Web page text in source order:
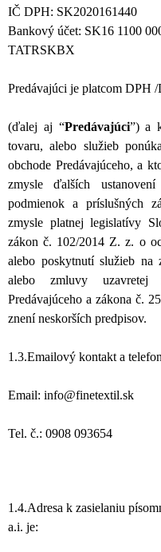
IČ DPH: SK2020161440
Bankový účet: SK16 1100
TATRSKBX
Predávajúci je platcom DPH
(ďalej aj “Predávajúci”) a
tovaru, alebo služieb
obchode Predávajúceho, a
zmysle ďalších
podmienok a príslušných
zmysle platnej legislatívy
zákon č. 102/2014 Z. z. o
alebo poskytnutí služieb na
alebo zmluvy uzavretej
Predávajúceho a zákona č.
znení neskorších predpisov.
1.3.Emailový kontakt a
Email: info@finetextil.sk
Tel. č.: 0908 093654
1.4.Adresa k zasielaniu
a.i. je: